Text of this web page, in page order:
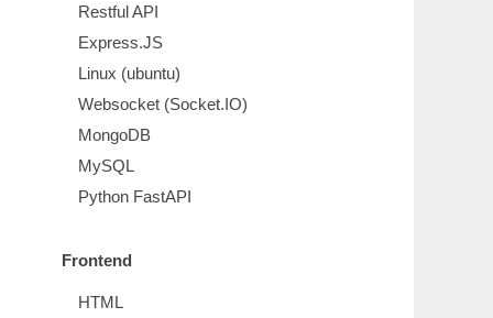
Restful API
Express.JS
Linux (ubuntu)
Websocket (Socket.IO)
MongoDB
MySQL
Python FastAPI
Frontend
HTML